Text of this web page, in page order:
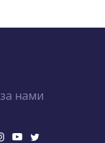
нами